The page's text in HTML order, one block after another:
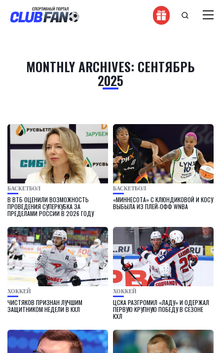
MONTHLY ARCHIVES: СЕНТЯБРЬ
2025
БАСКЕТБОЛ
В ВТБ ОЦЕНИЛИ ВОЗМОЖНОСТЬ
ПРОВЕДЕНИЯ СУПЕРКУБКА ЗА
ПРЕДЕЛАМИ РОССИИ В 2026 ГОДУ
БАСКЕТБОЛ
«МИННЕСОТА» С КЛЮНДИКОВОЙ И КОСУ
ВЫБЫЛА ИЗ ПЛЕЙ‑ОФФ WNBA
ХОККЕЙ
ЧИСТЯКОВ ПРИЗНАН ЛУЧШИМ
ЗАЩИТНИКОМ НЕДЕЛИ В КХЛ
ХОККЕЙ
ЦСКА РАЗГРОМИЛ «ЛАДУ» И ОДЕРЖАЛ
ПЕРВУЮ КРУПНУЮ ПОБЕДУ В СЕЗОНЕ
КХЛ